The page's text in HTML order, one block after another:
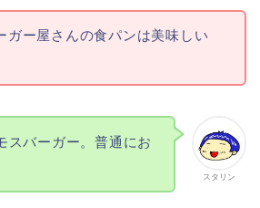
ガー屋さんの食パンは美味しい
スタリン
スバーガー。普通にお